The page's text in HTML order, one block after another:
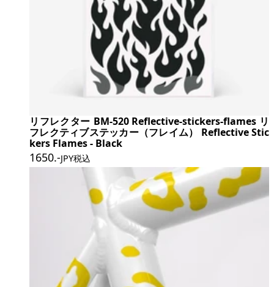
リフレクター BM-520 Reflective-stickers-flames リ
フレクティブステッカー（フレイム） Reflective Stic
kers Flames - Black
1650.-JPY税込